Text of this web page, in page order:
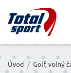
Úvod / Golf, volný